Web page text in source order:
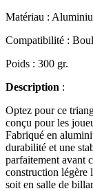
Matériau :
Compatibilité :
Poids : 300 gr.
Description :
Optez pour ce
conçu pour les
Fabriqué en
durabilité et une
parfaitement avant
construction légère
soit en salle de